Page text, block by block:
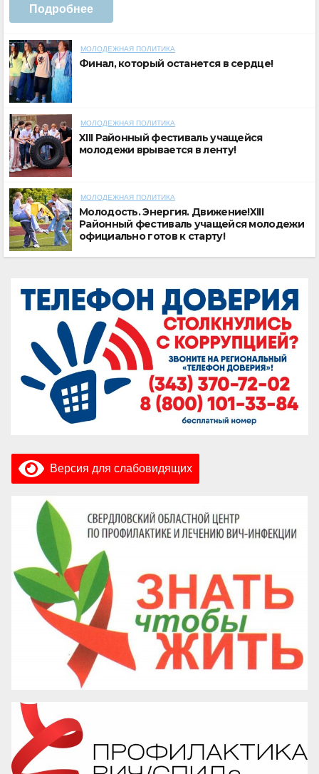
Подробнее
МОЛОДЕЖНАЯ ПОЛИТИКА
Финал, который останется в сердце!
МОЛОДЕЖНАЯ ПОЛИТИКА
XIII Районный фестиваль учащейся
молодежи врывается в ленту!
МОЛОДЕЖНАЯ ПОЛИТИКА
Молодость. Энергия. Движение!XIII
Районный фестиваль учащейся молодежи
официально готов к старту!
Версия для слабовидящих